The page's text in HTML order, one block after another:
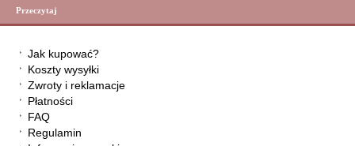
Przeczytaj
Jak kupować?
Koszty wysyłki
Zwroty i reklamacje
Płatności
FAQ
Regulamin